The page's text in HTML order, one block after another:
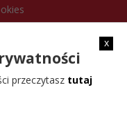
x
przeczytasz tutaj